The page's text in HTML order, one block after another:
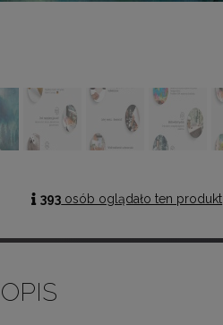
393 osób oglądało ten produkt
OPIS